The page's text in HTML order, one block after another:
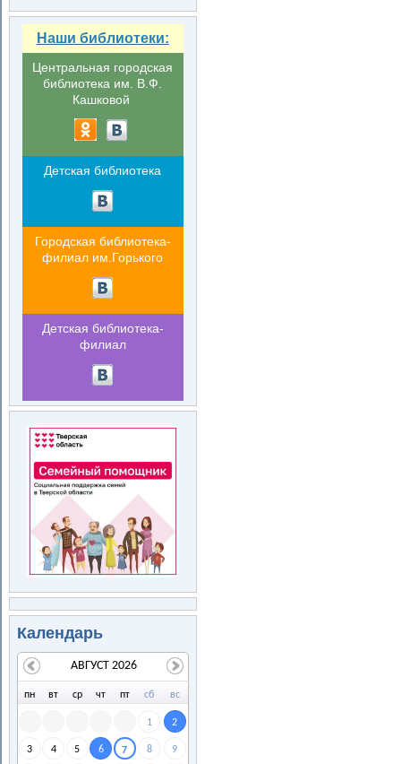
Наши библиотеки:
Центральная городская
библиотека им. В.Ф.
Кашковой
Детская библиотека
Городская библиотека-
филиал им.Горького
Детская библиотека-
филиал
Календарь
пн вт ср чт пт сб вс
1 2
3 4 5 6 7 8 9
АВГУСТ 2026